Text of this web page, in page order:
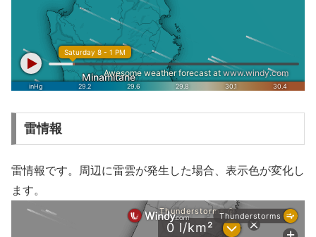
雷情報
雷情報です。周辺に雷雲が発生した場合、表示色が変化し
ます。